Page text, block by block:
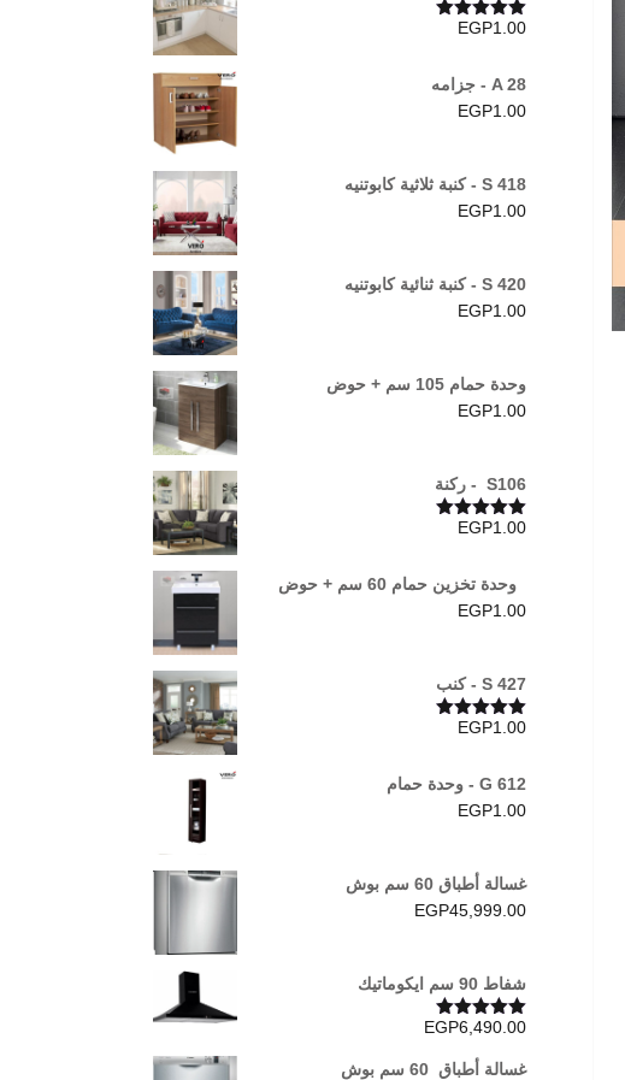
تم التقييم
EGP1.00
A 28 - جزامه
EGP1.00
S 418 - كنبة ثلاثية كابوتنيه
EGP1.00
S 420 - كنبة ثنائية كابوتنيه
EGP1.00
وحدة حمام 105 سم + حوض
EGP1.00
S106 - ركنة
تم التقييم
EGP1.00
وحدة تخزين حمام 60 سم + حوض
EGP1.00
S 427 - كنب
تم التقييم
EGP1.00
G 612 - وحدة حمام
EGP1.00
غسالة أطباق 60 سم بوش
EGP45,999.00
شفاط 90 سم ايكوماتيك
تم التقييمEGP6,490.00
غسالة أطباق 60 سم بوش